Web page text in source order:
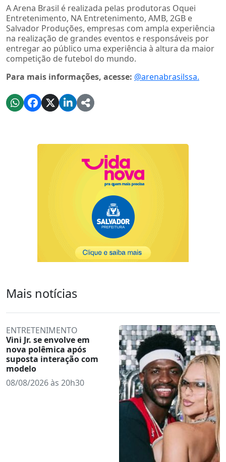
A Arena Brasil é realizada pelas produtoras Oquei
Entretenimento, NA Entretenimento, AMB, 2GB e
Salvador Produções, empresas com ampla experiência
na realização de grandes eventos e responsáveis por
entregar ao público uma experiência à altura da maior
competição de futebol do mundo.
Para mais informações, acesse: @arenabrasilssa.
Mais notícias
ENTRETENIMENTO
Vini Jr. se envolve em
nova polêmica após
suposta interação com
modelo
08/08/2026 às 20h30